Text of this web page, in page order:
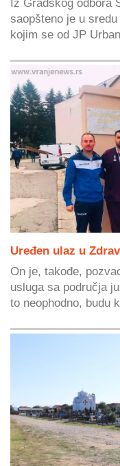
Iz Gradskog odbora
saopšteno je u
kojim se od JP
Uređen ulaz u
On je, takođe,
usluga sa područja
to neophodno, budu